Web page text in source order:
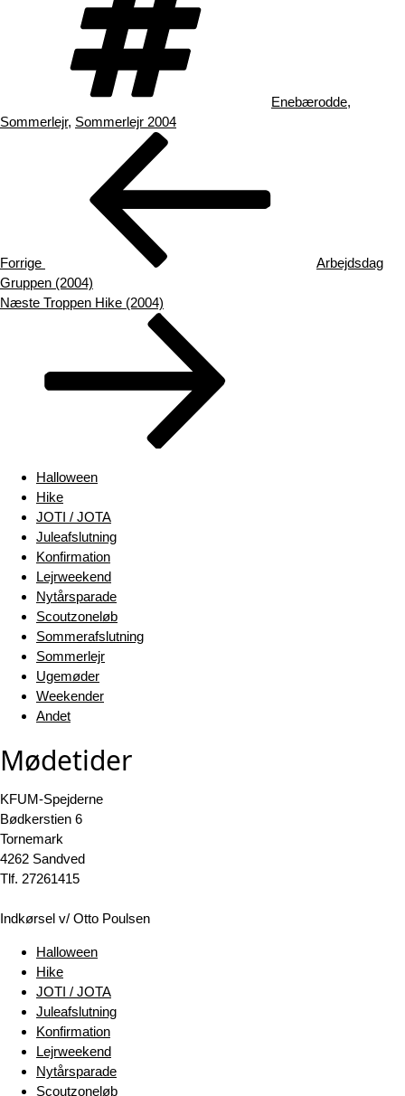
Enebærodde,
Sommerlejr, Sommerlejr 2004
Indlægsnavigation
Forrige
Arbejdsdag
Gruppen (2004)
Næste
Næste Troppen Hike (2004)
Halloween
Hike
JOTI / JOTA
Juleafslutning
Konfirmation
Lejrweekend
Nytårsparade
Scoutzoneløb
Sommerafslutning
Sommerlejr
Ugemøder
Weekender
Andet
Mødetider
KFUM-Spejderne
Bødkerstien 6
Tornemark
4262 Sandved
Tlf. 27261415
Indkørsel v/ Otto Poulsen
Halloween
Hike
JOTI / JOTA
Juleafslutning
Konfirmation
Lejrweekend
Nytårsparade
Scoutzoneløb